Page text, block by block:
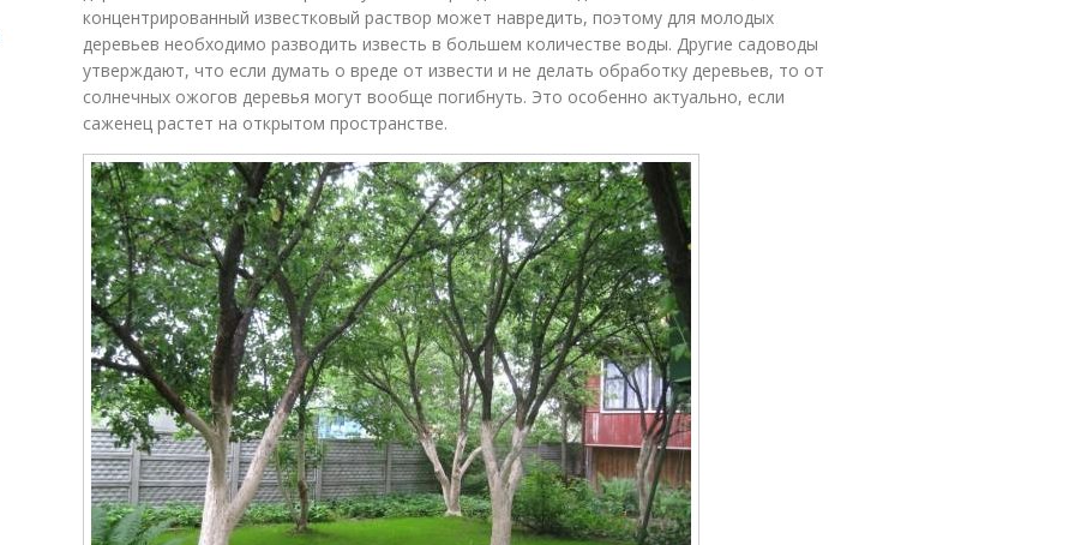
концентрированный известковый раствор может навредить, поэтому для молодых
деревьев необходимо разводить известь в большем количестве воды. Другие садоводы
утверждают, что если думать о вреде от извести и не делать обработку деревьев, то от
солнечных ожогов деревья могут вообще погибнуть. Это особенно актуально, если
саженец растет на открытом пространстве.